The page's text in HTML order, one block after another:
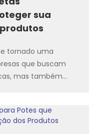
sua
tornado uma
que buscam
mas também